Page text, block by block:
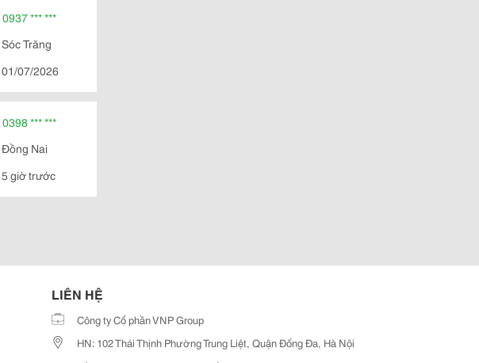
0937 *** ***
Sóc Trăng
01/07/2026
0398 *** ***
Đồng Nai
5 giờ trước
LIÊN HỆ
Công ty Cổ phần VNP Group
HN: 102 Thái Thịnh Phường Trung Liệt, Quận Đống Đa, Hà Nội